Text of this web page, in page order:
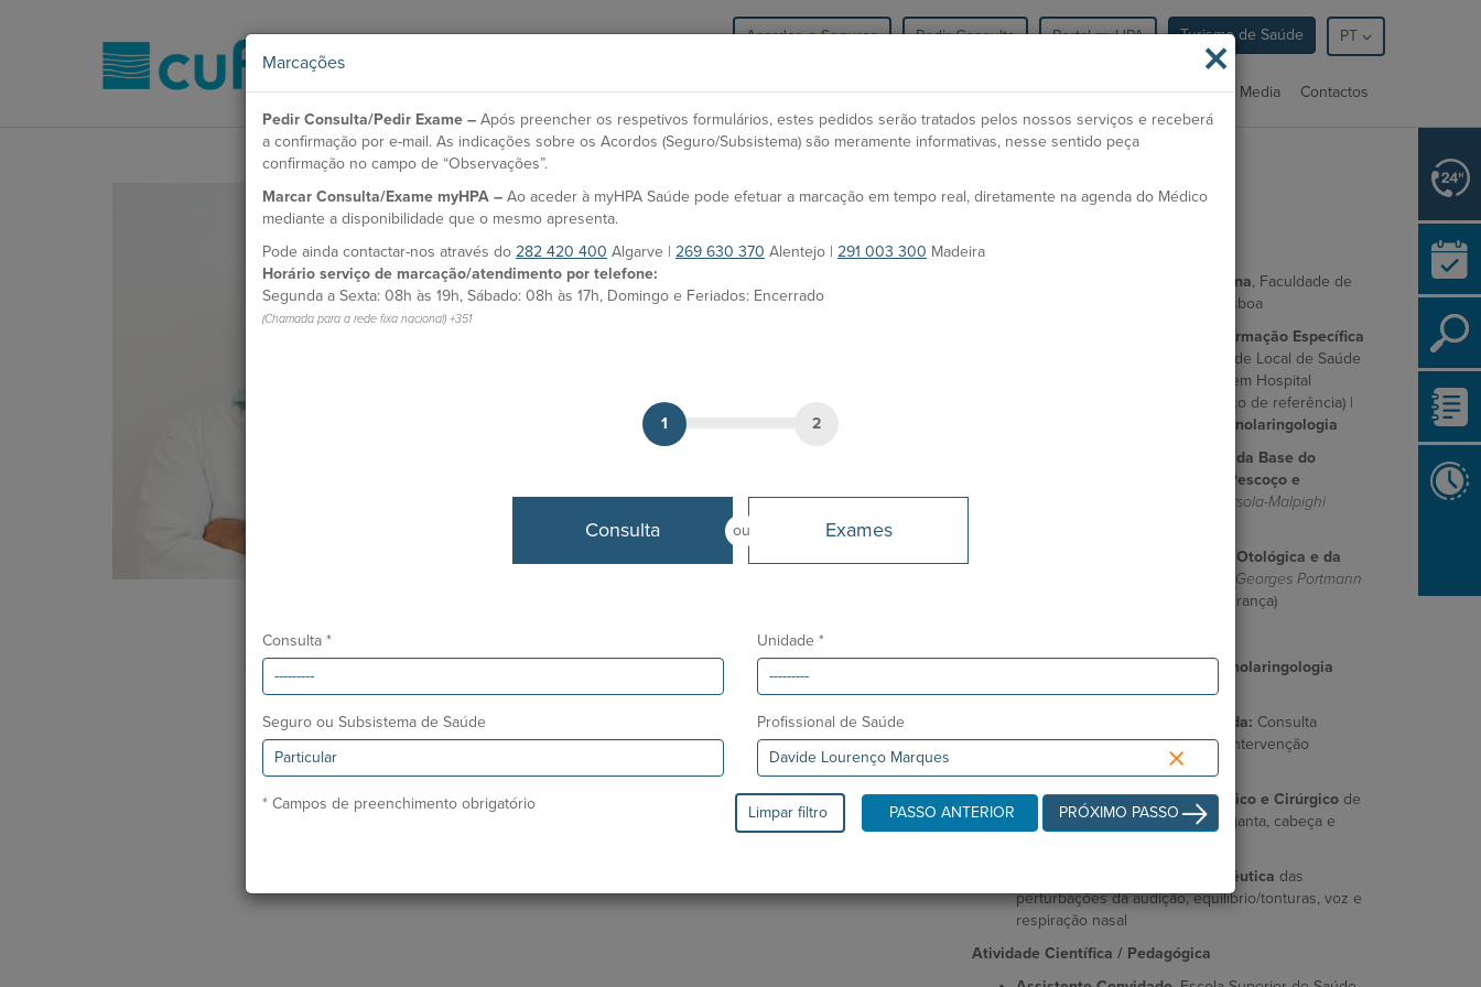
Acordos e Seguros Pedir Consulta Portal myHPA Turismo de Saúde PT
HPA Saúde Unidades Especialidades e Consultas Serviços Profissionais Media Contactos
×
Marcações
Pedir Consulta/Pedir Exame – Após preencher os respetivos formulários, estes pedidos serão tratados pelos nossos serviços e receberá
a confirmação por e-mail. As indicações sobre os Acordos (Seguro/Subsistema) são meramente informativas, nesse sentido peça
confirmação no campo de “Observações”.
Marcar Consulta/Exame myHPA – Ao aceder à myHPA Saúde pode efetuar a marcação em tempo real, diretamente na agenda do Médico
mediante a disponibilidade que o mesmo apresenta.
Pode ainda contactar-nos através do 282 420 400 Algarve | 269 630 370 Alentejo | 291 003 300 Madeira
Horário serviço de marcação/atendimento por telefone:
Segunda a Sexta: 08h às 19h, Sábado: 08h às 17h, Domingo e Feriados: Encerrado
(Chamada para a rede fixa nacional) +351
1 2
ou
Consulta Exames
Consulta * Unidade *
Seguro ou Subsistema de Saúde Profissional de Saúde
×
* Campos de preenchimento obrigatório Limpar filtro PASSO ANTERIOR PRÓXIMO PASSO
Dr. Davide Lourenço
Marques
Médico
Hospital CUF Madeira
Línguas
Português, Inglês, Espanhol e Italiano
Ordem dos Médicos:67017
Formação Académica
Mestrado Integrado em Medicina, Faculdade de
Medicina da Universidade de Lisboa
Internato Complementar de Formação Específica
, Unidade Local de Saúde
de Coimbra (com prática clínica em Hospital
Universitário e Hospital Pediátrico de referência) |
Grau de Especialista em Otorrinolaringologia
Estágio Avançado em Cirurgia da Base do
Crânio, Cirurgia da Cabeça e Pescoço e
Policlínico S. Orsola-Malpighi
Estágio Avançado em Cirurgia Otológica e da
Institut Georges Portmann
(Bordéus, França)
Médico Especialista em Otorrinolaringologia
Atividade Assistencial Integrada: Consulta
externa, serviço de urgência e intervenção
cirúrgica no bloco operatório
Diagnóstico e Tratamento Médico e Cirúrgico de
patologias do ouvido, nariz, garganta, cabeça e
Avaliação e Abordagem Terapêutica das
perturbações da audição, equilíbrio/tonturas, voz e
respiração nasal
Atividade Científica / Pedagógica